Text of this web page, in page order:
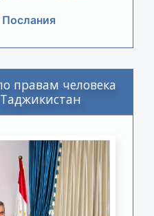
Послания
правам человека